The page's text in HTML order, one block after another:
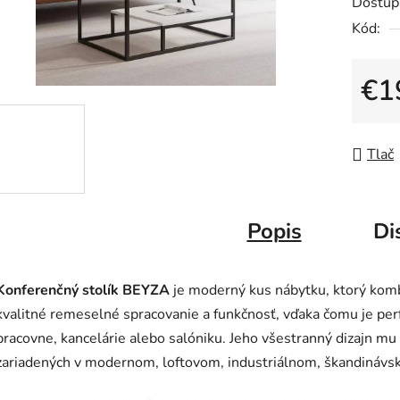
je
Kód:
Tlač
Popis
stolík BEYZA je moderný kus nábytku, ktorý
remeselné spracovanie a funkčnosť, vďaka čomu je
kancelárie alebo salóniku. Jeho všestranný dizajn
v modernom, loftovom, industriálnom,